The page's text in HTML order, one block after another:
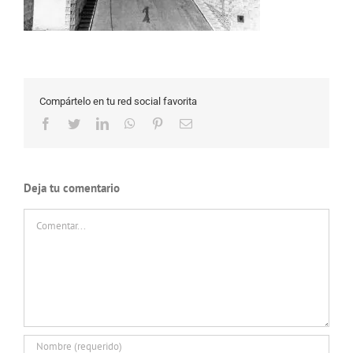
Compártelo en tu red social favorita
Facebook
TwitterLinkedInWhatsApp
PinterestCorreo
Deja tu comentario